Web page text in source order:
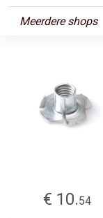
Meerdere shops
€ 10.54